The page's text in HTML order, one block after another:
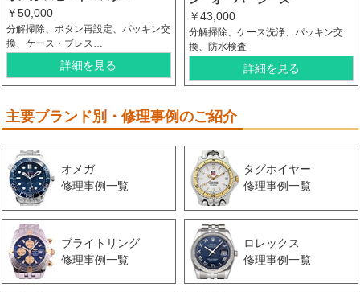
￥50,000
分解掃除、ボタン再設定、パッキン交
換、ケース・ブレス…
詳細を見る
￥43,000
分解掃除、ケース洗浄、パッキン交
換、防水検査
詳細を見る
主要ブランド別・修理事例のご紹介
オメガ
修理事例一覧
タグホイヤー
修理事例一覧
ブライトリング
修理事例一覧
ロレックス
修理事例一覧